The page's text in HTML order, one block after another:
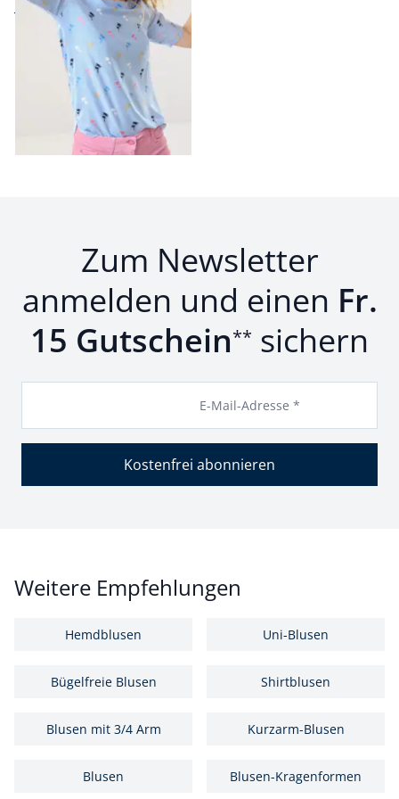
Fr. 99,95
Fr. 48,99 (-51%)
Seite 1 geladen. Zeige Produkte 1 bis 5 von 5.
Zum Newsletter
anmelden und einen Fr.
15 Gutschein** sichern
E-Mail-Adresse *
Kostenfrei abonnieren
Weitere Empfehlungen
Hemdblusen Uni-Blusen
Bügelfreie Blusen Shirtblusen
Blusen mit 3/4 Arm Kurzarm-Blusen
Blusen Blusen-Kragenformen